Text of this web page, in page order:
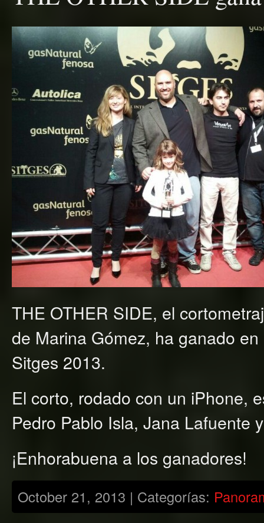
THE OTHER SIDE, el
de Marina Gómez, ha ganado
Sitges 2013.
El corto, rodado con un iPhone,
Pedro Pablo Isla, Jana Lafuente
¡Enhorabuena a los ganadores!
October 21, 2013 | Categorías: